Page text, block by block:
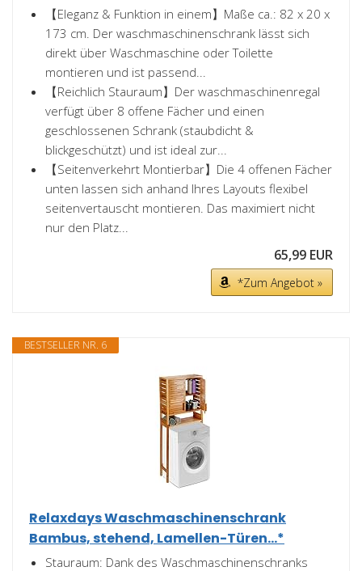
【Eleganz & Funktion in einem】Maße ca.: 82 x 20 x
173 cm. Der waschmaschinenschrank lässt sich
direkt über Waschmaschine oder Toilette
montieren und ist passend...
【Reichlich Stauraum】Der waschmaschinenregal
verfügt über 8 offene Fächer und einen
geschlossenen Schrank (staubdicht &
blickgeschützt) und ist ideal zur...
【Seitenverkehrt Montierbar】Die 4 offenen Fächer
unten lassen sich anhand Ihres Layouts flexibel
seitenvertauscht montieren. Das maximiert nicht
nur den Platz...
65,99 EUR
*Zum Angebot »
BESTSELLER NR. 6
Relaxdays Waschmaschinenschrank
Bambus, stehend, Lamellen-Türen...*
Stauraum: Dank des Waschmaschinenschranks